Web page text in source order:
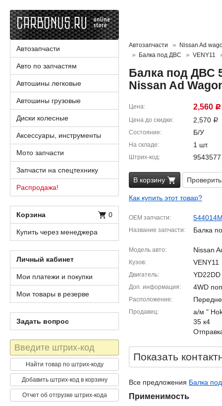
Автозапчасти
Nissan Ad
Балка под ДВС
VENY11
Балка под ДВС
Nissan Ad
Цена 2,560 Р
Цена до скидки 2,570 Р
Состояние Б/У
На складе 1 шт.
Штрих-код 9543577
В корзину
Как купить этот товар?
OEM запчасти
Название запчасти Балка
Модель авто Nissan
Кузов VENY11
Двигатель YD22DD
Доп. информация 4WD
Расположение
Продавец
а/м "
35 к4
Показать
Все предложения Балка
Применимость
Автозапчасти
Авто по запчастям
Автошины легковые
Автошины грузовые
Диски колесные
Аксессуары, инструменты
Мото запчасти
Запчасти на спецтехнику
Распродажа!
Корзина 0
Купить через менеджера
Личный кабинет
Мои платежи и покупки
Мои товары в резерве
Задать вопрос
Штрих-
код
Найти товар по штрих-коду
Добавить штрих-код в корзину
Отчет об отгрузке штрих-кода